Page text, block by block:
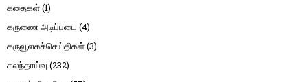
கதைகள்(1)
கருணை அடிப்படை (4)
கருவூலகச்செய்திகள்(3)
கலந்தாய்வு (232)